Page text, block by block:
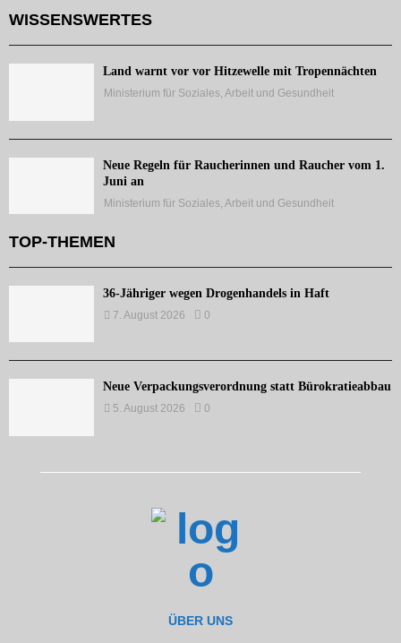
WISSENSWERTES
Land warnt vor vor Hitzewelle mit Tropennächten
Ministerium für Soziales, Arbeit und Gesundheit
Neue Regeln für Raucherinnen und Raucher vom 1.
Juni an
Ministerium für Soziales, Arbeit und Gesundheit
TOP-THEMEN
36-Jähriger wegen Drogenhandels in Haft
7. August 2026 0
Neue Verpackungsverordnung statt Bürokratieabbau
5. August 2026 0
ÜBER UNS